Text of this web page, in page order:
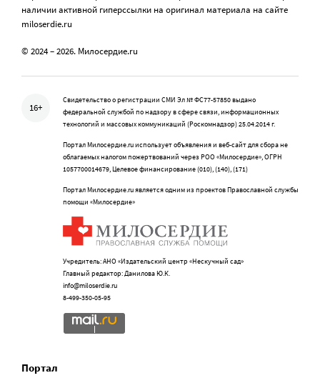
наличии активной гиперссылки на оригинал материала на сайте
miloserdie.ru
© 2024 – 2026. Милосердие.ru
16+
Свидетельство о регистрации СМИ Эл № ФС77-57850 выдано
федеральной службой по надзору в сфере связи, информационных
технологий и массовых коммуникаций (Роскомнадзор) 25.04.2014 г.
Портал Милосердие.ru использует объявления и веб-сайт для сбора не
облагаемых налогом пожертвований через РОО «Милосердие», ОГРН
1057700014679, Целевое финансирование (010), (140), (171)
Портал Милосердие.ru является одним из проектов Православной службы
помощи «Милосердие»
Учредитель: АНО «Издательский центр «Нескучный сад»
Главный редактор: Данилова Ю.К.
info@miloserdie.ru
8-499-350-05-95
Портал